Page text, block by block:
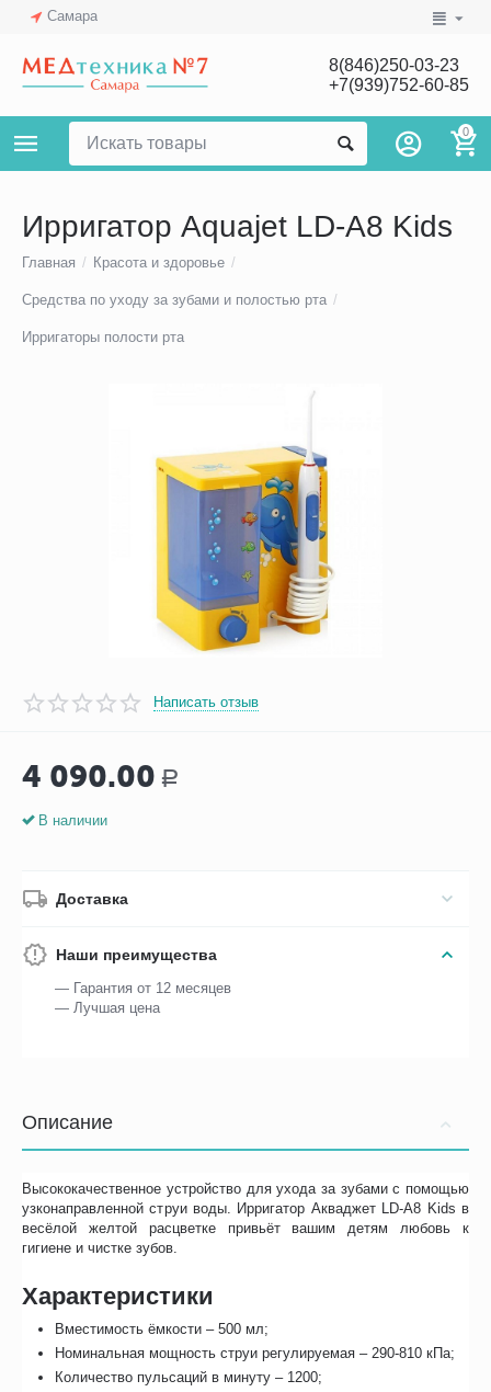
Самара
8(846)250-03-23
+7(939)752-60-85
0
Ирригатор Aquajet LD-A8 Kids
Главная / Красота и здоровье /
Средства по уходу за зубами и полостью рта /
Ирригаторы полости рта
Написать отзыв
4 090.00 Р
В наличии
Доставка
Наши преимущества
— Гарантия от 12 месяцев
— Лучшая цена
Описание
Высококачественное устройство для ухода за зубами с помощью
узконаправленной струи воды. Ирригатор Акваджет LD-A8 Kids в
весёлой желтой расцветке привьёт вашим детям любовь к
гигиене и чистке зубов.
Характеристики
Вместимость ёмкости – 500 мл;
Номинальная мощность струи регулируемая – 290-810 кПа;
Количество пульсаций в минуту – 1200;